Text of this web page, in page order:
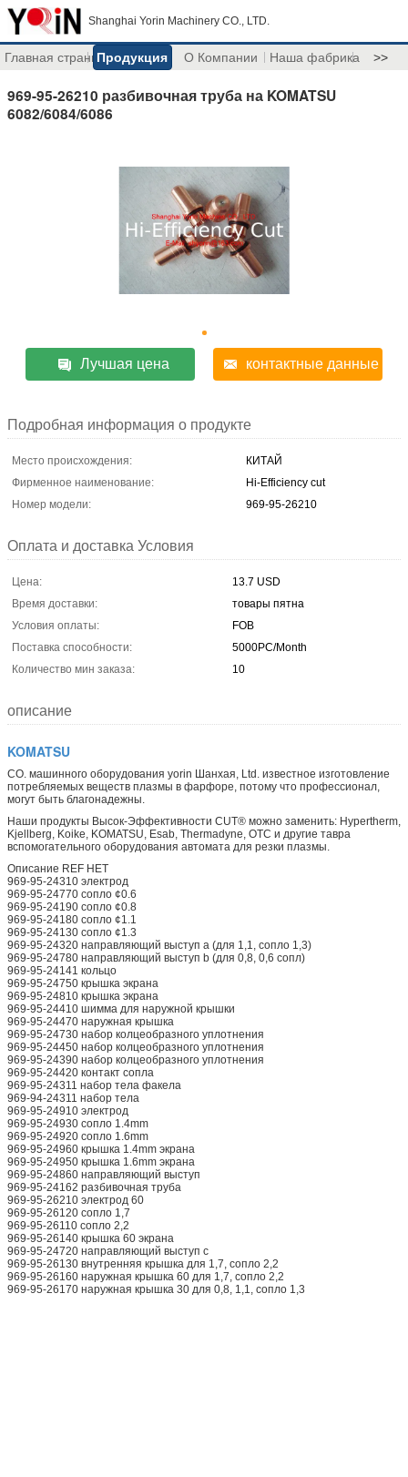
Shanghai Yorin Machinery CO., LTD.
Главная страницаПродукция О Компании Наша фабрика >>
969-95-26210 разбивочная труба на KOMATSU
6082/6084/6086
Лучшая цена контактные данные
Подробная информация о продукте
Место происхождения:
КИТАЙ
Фирменное наименование:
Hi-Efficiency cut
Номер модели:
969-95-26210
Оплата и доставка Условия
Цена:
13.7 USD
Время доставки:
товары пятна
Условия оплаты:
FOB
Поставка способности:
5000PC/Month
Количество мин заказа:
10
описание
KOMATSU
CO. машинного оборудования yorin Шанхая, Ltd. известное изготовление
потребляемых веществ плазмы в фарфоре, потому что профессионал,
могут быть благонадежны.
Наши продукты Высок-Эффективности CUT® можно заменить: Hypertherm,
Kjellberg, Koike, KOMATSU, Esab, Thermadyne, OTC и другие тавра
вспомогательного оборудования автомата для резки плазмы.
Описание REF НЕТ
969-95-24310 электрод
969-95-24770 сопло ¢0.6
969-95-24190 сопло ¢0.8
969-95-24180 сопло ¢1.1
969-95-24130 сопло ¢1.3
969-95-24320 направляющий выступ a (для 1,1, сопло 1,3)
969-95-24780 направляющий выступ b (для 0,8, 0,6 сопл)
969-95-24141 кольцо
969-95-24750 крышка экрана
969-95-24810 крышка экрана
969-95-24410 шимма для наружной крышки
969-95-24470 наружная крышка
969-95-24730 набор колцеобразного уплотнения
969-95-24450 набор колцеобразного уплотнения
969-95-24390 набор колцеобразного уплотнения
969-95-24420 контакт сопла
969-95-24311 набор тела факела
969-94-24311 набор тела
969-95-24910 электрод
969-95-24930 сопло 1.4mm
969-95-24920 сопло 1.6mm
969-95-24960 крышка 1.4mm экрана
969-95-24950 крышка 1.6mm экрана
969-95-24860 направляющий выступ
969-95-24162 разбивочная труба
969-95-26210 электрод 60
969-95-26120 сопло 1,7
969-95-26110 сопло 2,2
969-95-26140 крышка 60 экрана
969-95-24720 направляющий выступ c
969-95-26130 внутренняя крышка для 1,7, сопло 2,2
969-95-26160 наружная крышка 60 для 1,7, сопло 2,2
969-95-26170 наружная крышка 30 для 0,8, 1,1, сопло 1,3